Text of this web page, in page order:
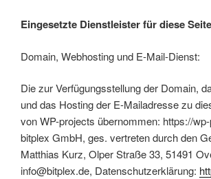
Eingesetzte Dienstleister für diese
Domain, Webhosting und E-Mail-Dienst:
Die zur Verfügungsstellung der Domain,
und das Hosting der E-Mailadresse zu
von WP-projects übernommen: https://
bitplex GmbH, ges. vertreten durch den
Matthias Kurz, Olper Straße 33, 51491
info@bitplex.de, Datenschutzerklärung: